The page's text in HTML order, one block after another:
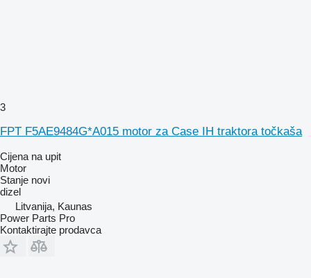
3
FPT F5AE9484G*A015 motor za Case IH traktora točkaša
Cijena na upit
Motor
Stanje novi
dizel
Litvanija, Kaunas
Power Parts Pro
Kontaktirajte prodavca